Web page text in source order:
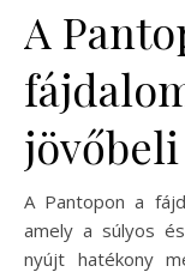
A
A Pantopon a
amely a súlyos
nyújt hatékony